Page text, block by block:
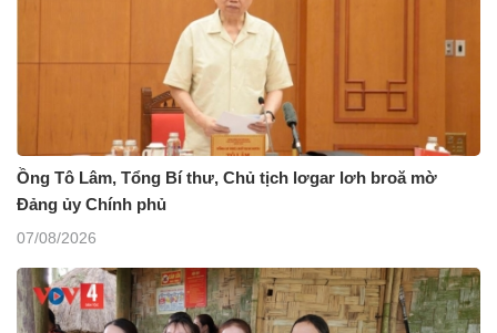
Ồng Tô Lâm, Tổng Bí thư, Chủ tịch lơgar lơh broă mờ
Đảng ủy Chính phủ
07/08/2026